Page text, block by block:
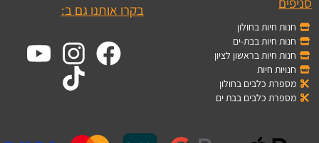
חנות חיות בחולון
חנות חיות בבת-ים
חנות חיות בראשון לציון
חנויות חיות
מספרת כלבים בחולון
מספרת כלבים בבת ים
בקרו אותנו גם ב: